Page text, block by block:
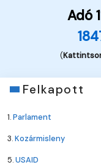
Adó
(
Felkapott
1.Parlament
3.Kozármisleny
5.USAID